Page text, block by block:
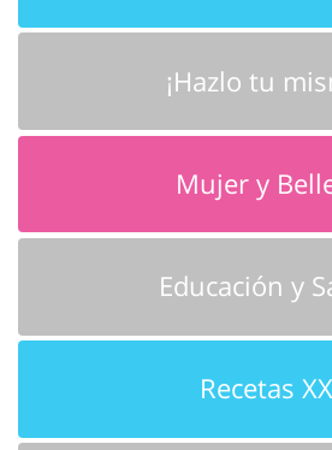
¡Hazlo tu
Mujer y
Educación y
Recetas